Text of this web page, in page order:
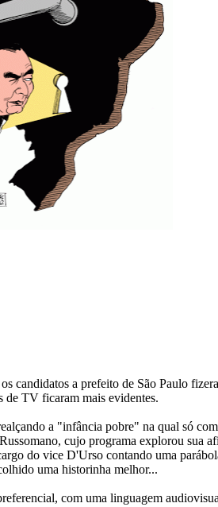
candidatos a prefeito de São Paulo
de TV ficaram mais evidentes.
a "infância pobre" na qual só
cujo programa explorou sua
do vice D'Urso contando uma
uma historinha melhor...
com uma linguagem